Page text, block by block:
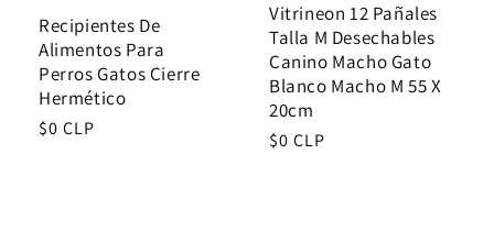
Recipientes De
Alimentos Para
Perros Gatos Cierre
Hermético
Regular
$0 CLP
Vitrineon 12 Pañales
Talla M Desechables
Canino Macho Gato
Blanco Macho M 55 X
20cm
Regular
$0 CLP